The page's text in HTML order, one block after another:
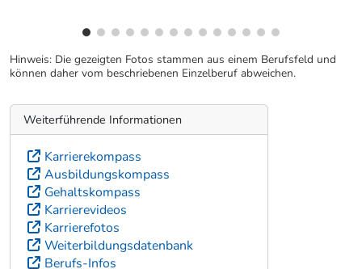
Hinweis: Die gezeigten Fotos stammen aus einem Berufsfeld und
können daher vom beschriebenen Einzelberuf abweichen.
Weiterführende Informationen
Karrierekompass
Ausbildungskompass
Gehaltskompass
Karrierevideos
Karrierefotos
Weiterbildungsdatenbank
Berufs-Infos